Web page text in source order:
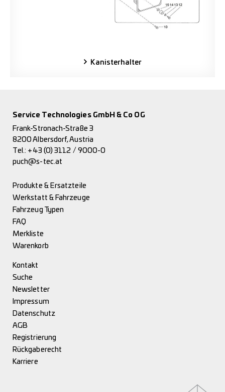
Kanisterhalter
Service Technologies GmbH & Co OG
Frank-Stronach-Straße 3
8200 Albersdorf, Austria
Tel.: +43 (0) 3112 / 9000-0
puch@s-tec.at
Produkte & Ersatzteile
Werkstatt & Fahrzeuge
Fahrzeug Typen
FAQ
Merkliste
Warenkorb
Kontakt
Suche
Newsletter
Impressum
Datenschutz
AGB
Registrierung
Rückgaberecht
Karriere